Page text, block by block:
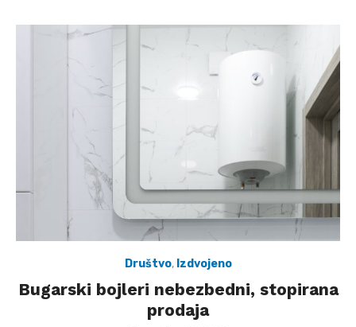
Društvo, Izdvojeno
Bugarski bojleri nebezbedni, stopirana
prodaja